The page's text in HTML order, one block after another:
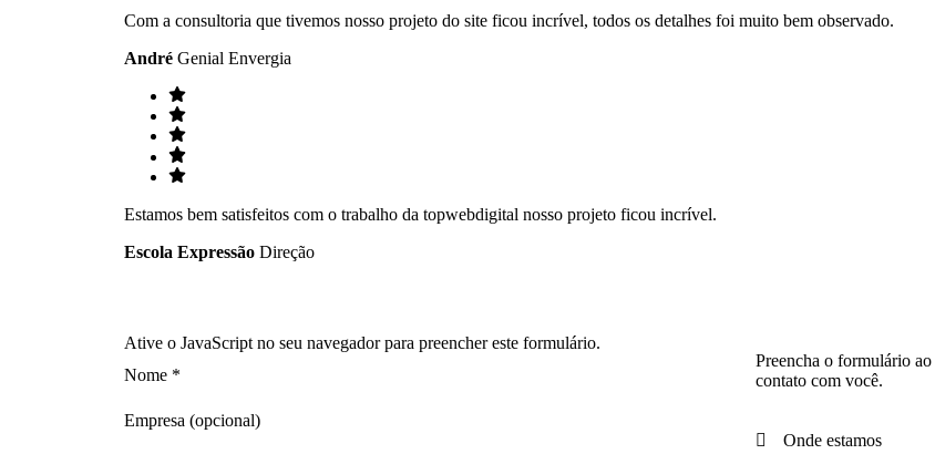
Com a consultoria que tivemos nosso projeto do site ficou incrível, todos os detalhes foi muito bem observado.
André Genial Envergia
Estamos bem satisfeitos com o trabalho da topwebdigital nosso projeto ficou incrível.
Escola Expressão Direção
Ative o JavaScript no seu navegador para preencher este formulário.
Nome *
Empresa (opcional)
Preencha o formulário
contato com você.
Onde estamos